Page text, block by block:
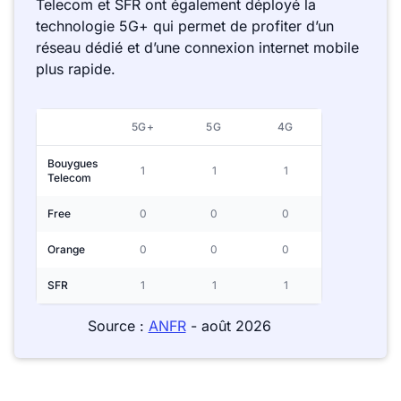
Telecom et SFR ont également déployé la
technologie 5G+ qui permet de profiter d’un
réseau dédié et d’une connexion internet mobile
plus rapide.
5G+ 5G 4G
Bouygues
Telecom
1 1 1
Free 0 0 0
Orange 0 0 0
SFR 1 1 1
Source : ANFR- août 2026